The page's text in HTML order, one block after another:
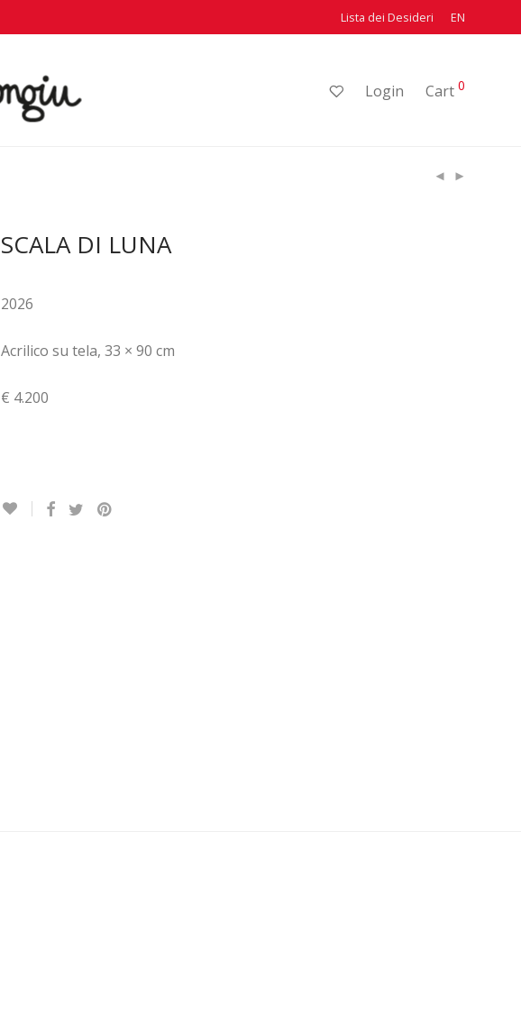
Lista dei Desideri EN
Login Cart 0
SCALA DI LUNA
2026
Acrilico su tela, 33 × 90 cm
€ 4.200